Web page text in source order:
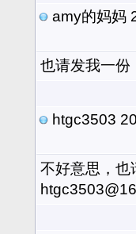
amy的妈妈
也请发我一份
htgc3503
不好意思，也